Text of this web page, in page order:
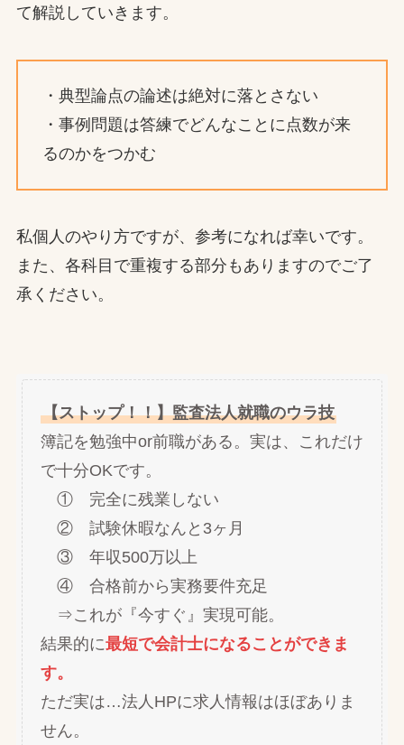
て解説していきます。
・典型論点の論述は絶対に落とさない
・事例問題は答練でどんなことに点数が来
るのかをつかむ
私個人のやり方ですが、参考になれば幸いです。
また、各科目で重複する部分もありますのでご了
承ください。
【ストップ！！】監査法人就職のウラ技
簿記を勉強中or前職がある。実は、これだけ
で十分OKです。
① 完全に残業しない
② 試験休暇なんと3ヶ月
③ 年収500万以上
④ 合格前から実務要件充足
⇒これが『今すぐ』実現可能。
結果的に最短で会計士になることができま
す。
ただ実は…法人HPに求人情報はほぼありま
せん。